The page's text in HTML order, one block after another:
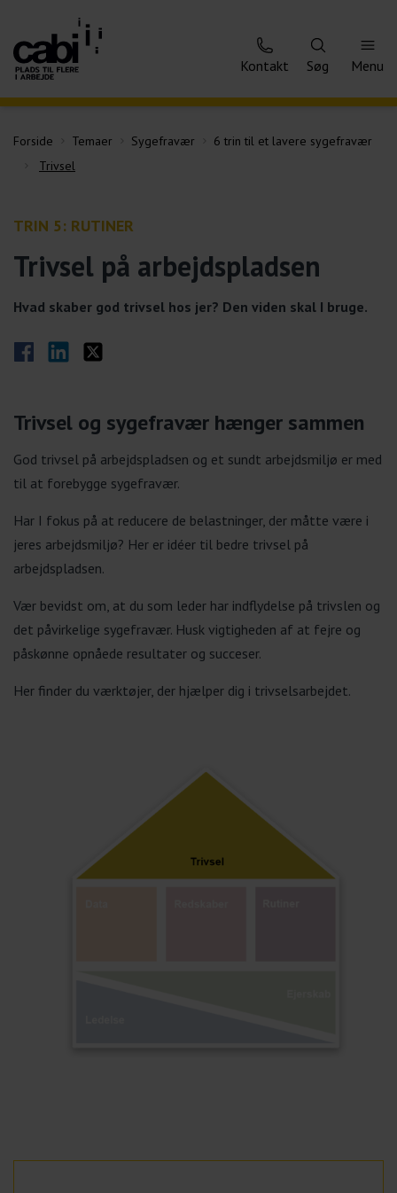
Kontakt Søg Menu
Forside Temaer Sygefravær
6 trin til et lavere sygefravær
Trivsel
TRIN 5: RUTINER
Trivsel på arbejdspladsen
Hvad skaber god trivsel hos jer? Den viden skal I bruge.
Del på Facebook
Del på LinkedIn
Del på Twitter
Trivsel og sygefravær hænger sammen
God trivsel på arbejdspladsen og et sundt arbejdsmiljø er med
til at forebygge sygefravær.
Har I fokus på at reducere de belastninger, der måtte være i
jeres arbejdsmiljø? Her er idéer til bedre trivsel på
arbejdspladsen.
Vær bevidst om, at du som leder har indflydelse på trivslen og
det påvirkelige sygefravær. Husk vigtigheden af at fejre og
påskønne opnåede resultater og succeser.
Her finder du værktøjer, der hjælper dig i trivselsarbejdet.